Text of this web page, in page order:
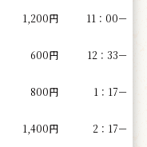
1,200円
11：00－
600円
12：33－
800円
1：17－
1,400円 2：17－